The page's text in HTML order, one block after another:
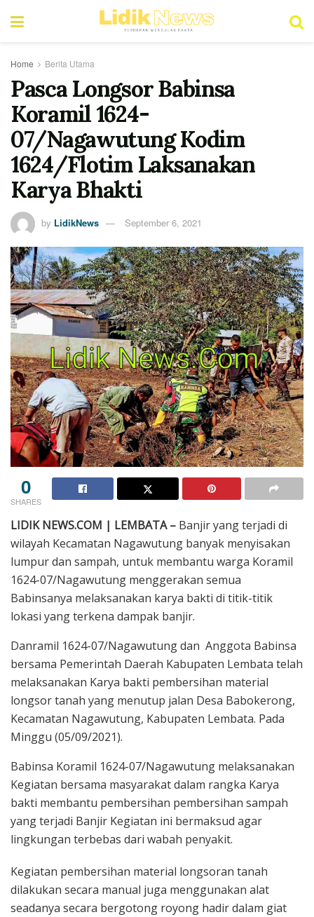
Home Berita Utama
Pasca Longsor Babinsa
Koramil 1624-
07/Nagawutung Kodim
1624/Flotim Laksanakan
Karya Bhakti
by LidikNews September 6, 2021
0
SHARES
LIDIK NEWS.COM | LEMBATA – Banjir yang terjadi di
wilayah Kecamatan Nagawutung banyak menyisakan
lumpur dan sampah, untuk membantu warga Koramil
1624-07/Nagawutung menggerakan semua
Babinsanya melaksanakan karya bakti di titik-titik
lokasi yang terkena dampak banjir.
Danramil 1624-07/Nagawutung dan Anggota Babinsa
bersama Pemerintah Daerah Kabupaten Lembata telah
melaksanakan Karya bakti pembersihan material
longsor tanah yang menutup jalan Desa Babokerong,
Kecamatan Nagawutung, Kabupaten Lembata. Pada
Minggu (05/09/2021).
Babinsa Koramil 1624-07/Nagawutung melaksanakan
Kegiatan bersama masyarakat dalam rangka Karya
bakti membantu pembersihan pembersihan sampah
yang terjadi Banjir Kegiatan ini bermaksud agar
lingkungan terbebas dari wabah penyakit.
Kegiatan pembersihan material longsoran tanah
dilakukan secara manual juga menggunakan alat
seadanya secara bergotong royong hadir dalam giat